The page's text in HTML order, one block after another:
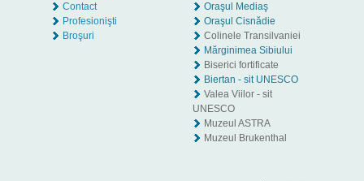
Contact
Profesionişti
Broşuri
Oraşul Mediaş
Oraşul Cisnădie
Colinele Transilvaniei
Mărginimea Sibiului
Biserici fortificate
Biertan - sit UNESCO
Valea Viilor - sit
UNESCO
Muzeul ASTRA
Muzeul Brukenthal